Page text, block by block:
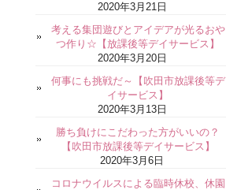
2020年3月21日
考える集団遊びとアイデアが光るおや
つ作り☆【放課後等デイサービス】
2020年3月20日
何事にも挑戦だ～【吹田市放課後等デ
イサービス】
2020年3月13日
勝ち負けにこだわった方がいいの？
【吹田市放課後等デイサービス】
2020年3月6日
コロナウイルスによる臨時休校、休園